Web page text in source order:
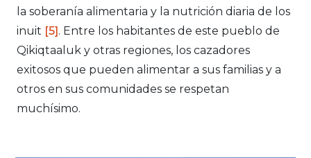
la soberanía alimentaria y la nutrición diaria de los
inuit [5]. Entre los habitantes de este pueblo de
Qikiqtaaluk y otras regiones, los cazadores
exitosos que pueden alimentar a sus familias y a
otros en sus comunidades se respetan
muchísimo.